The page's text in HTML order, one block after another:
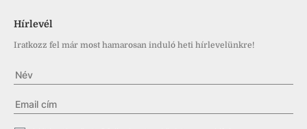
Hírlevél
Iratkozz fel már most hamarosan induló heti hírlevelünkre!